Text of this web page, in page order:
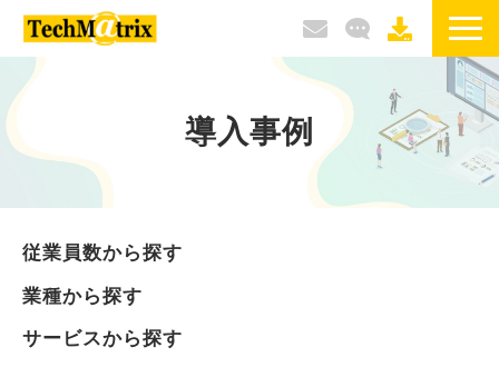
選ばれる理由
導入事例
従業員数から探す
業種から探す
サービスから探す